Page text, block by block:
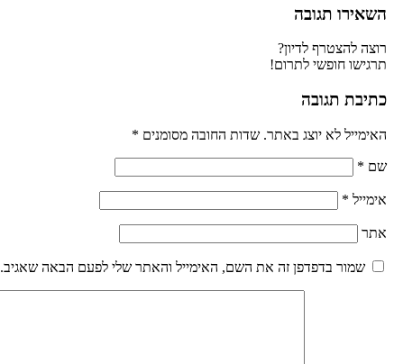
השאירו תגובה
רוצה להצטרף לדיון?
תרגישו חופשי לתרום!
כתיבת תגובה
האימייל לא יוצג באתר. שדות החובה מסומנים *
שם *
אימייל *
אתר
שמור בדפדפן זה את השם, האימייל והאתר שלי לפעם הבאה שאגיב.